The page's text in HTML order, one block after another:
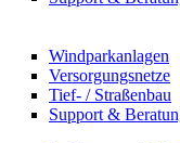
Windparkanlagen
Versorgungsnetze
Tief- / Straßenbau
Support &